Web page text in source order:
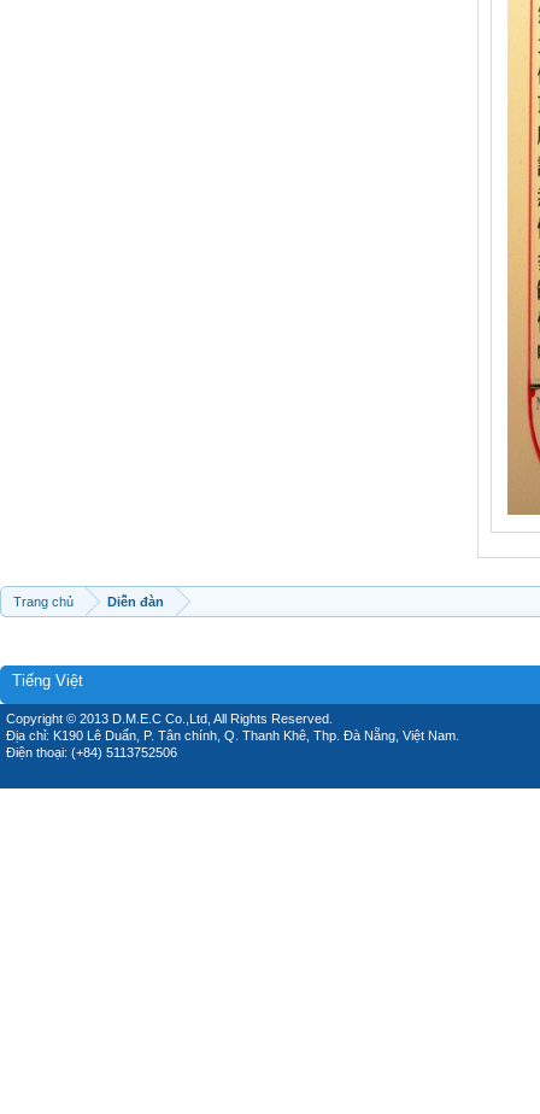
Trang chủ Diễn đàn
Tiếng Việt
Copyright © 2013 D.M.E.C Co.,Ltd, All Rights Reserved.
Địa chỉ: K190 Lê Duẩn, P. Tân chính, Q. Thanh Khê, Thp. Đà Nẵng, Việt Nam.
Điện thoại: (+84) 5113752506